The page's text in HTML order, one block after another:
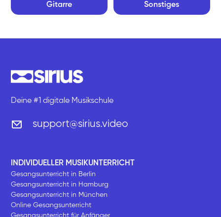
Gitarre Sonstiges
Deine #1 digitale Musikschule
support@sirius.video
INDIVIDUELLER MUSIKUNTERRICHT
Gesangsunterricht in Berlin
Gesangsunterricht in Hamburg
Gesangsunterricht in München
Online Gesangsunterricht
Gesangsunterricht für Anfänger